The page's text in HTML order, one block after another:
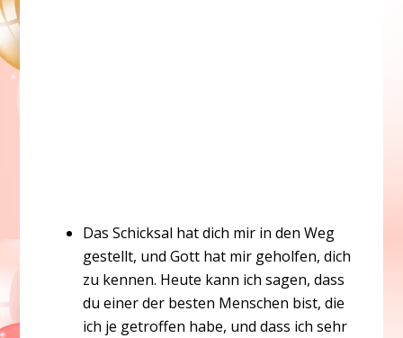
Das Schicksal hat dich mir in den Weg
gestellt, und Gott hat mir geholfen, dich
zu kennen. Heute kann ich sagen, dass
du einer der besten Menschen bist, die
ich je getroffen habe, und dass ich sehr